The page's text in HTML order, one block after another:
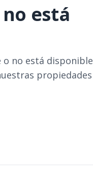
está
o no está disponible
propiedades